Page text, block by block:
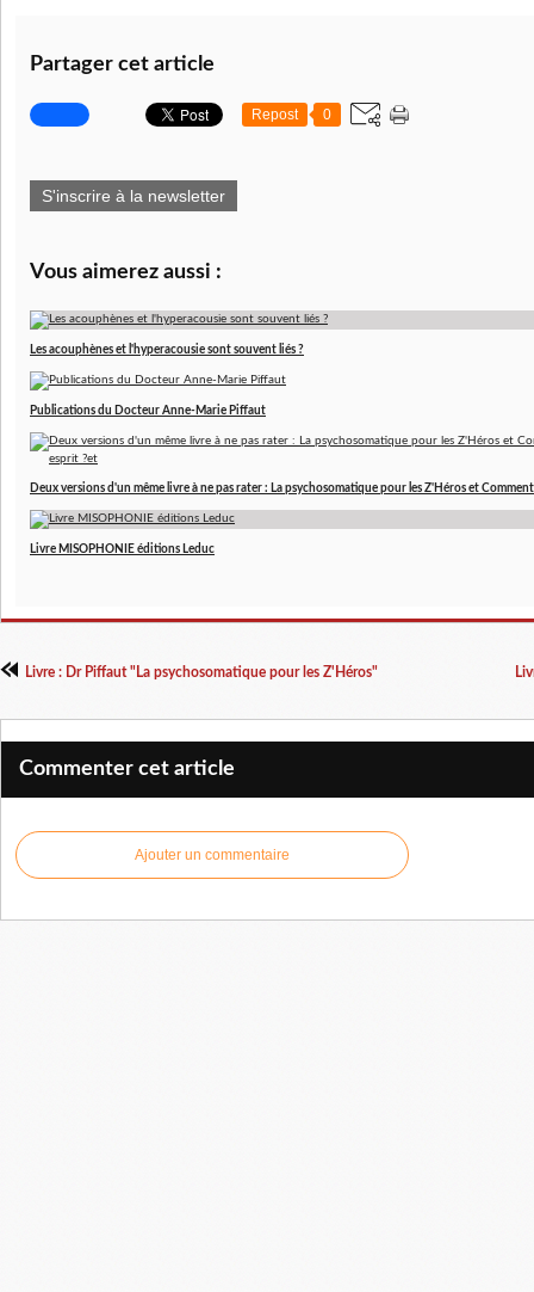
Partager cet article
Repost 0
S'inscrire à la newsletter
Vous aimerez aussi :
Les acouphènes et l'hyperacousie sont souvent liés ?
Publications du Docteur Anne-Marie Piffaut
Deux versions d'un même livre à ne pas rater : La psychosomatique pour les Z'Héros et
Livre MISOPHONIE éditions Leduc
Livre : Dr Piffaut "La psychosomatique pour les Z'Héros"
Commenter cet article
Ajouter un commentaire